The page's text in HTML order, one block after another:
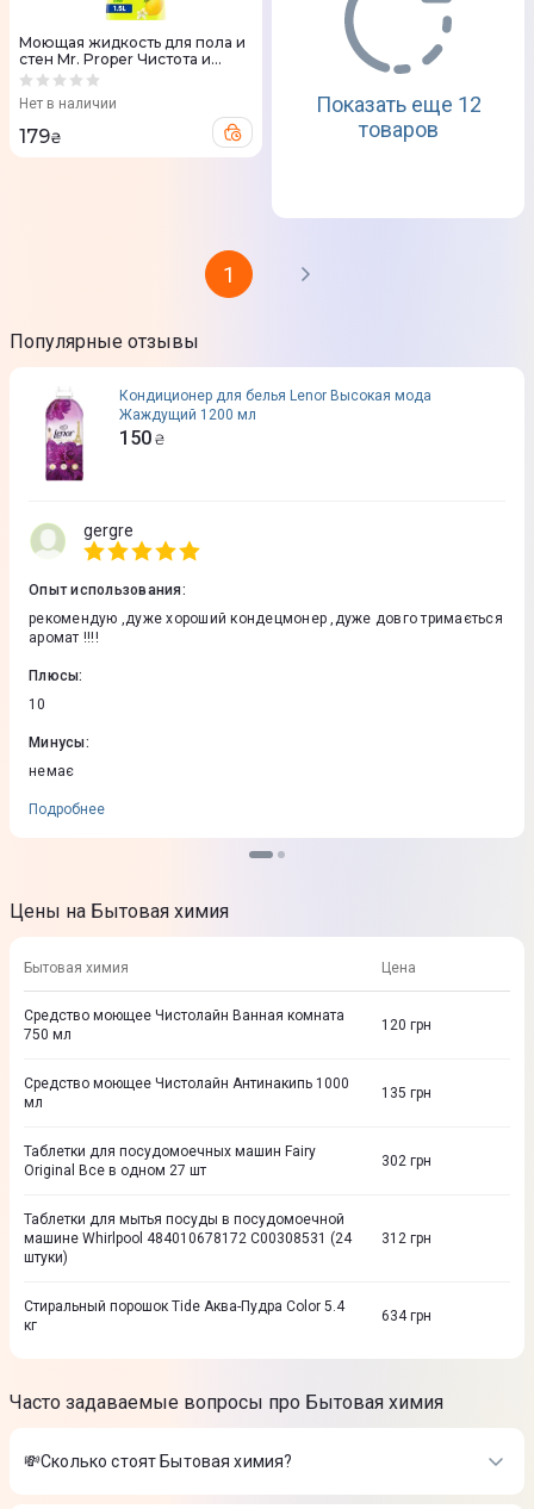
Моющая жидкость для пола и
стен Mr. Proper Чистота и
блеск Лимон 1.5л
Нет в наличии
179₴
Показать еще 12
товаров
1
Популярные отзывы
Кондиционер для белья Lenor Высокая мода
Жаждущий 1200 мл
150 ₴
gergre
Опыт использования:
рекомендую ,дуже хороший кондецмонер ,дуже довго тримається
аромат !!!!
Плюсы:
10
Минусы:
немає
Подробнее
Цены на Бытовая химия
Бытовая химия Цена
Средство моющее Чистолайн Ванная комната
750 мл
120 грн
Средство моющее Чистолайн Антинакипь 1000
мл
135 грн
Таблетки для посудомоечных машин Fairy
Original Все в одном 27 шт
302 грн
Таблетки для мытья посуды в посудомоечной
машине Whirlpool 484010678172 C00308531 (24
штуки)
312 грн
Стиральный порошок Tide Аква-Пудра Color 5.4
кг
634грн
Часто задаваемые вопросы про Бытовая химия
💸Сколько стоят Бытовая химия?